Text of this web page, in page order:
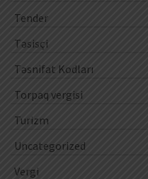
Tender
Təsisçi
Təsnifat Kodları
Torpaq vergisi
Turizm
Uncategorized
Vergi